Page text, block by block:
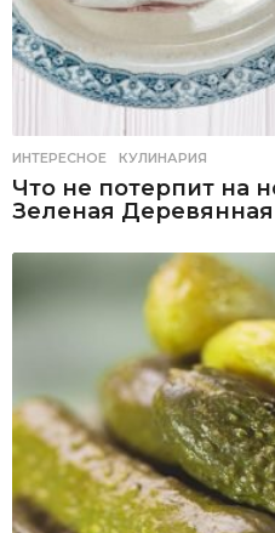
ИНТЕРЕСНОЕ ,КУЛИНАРИЯ
Что не потерпит на
Зеленая